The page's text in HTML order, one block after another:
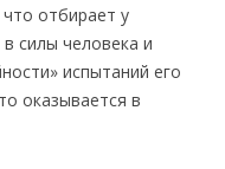
отбирает у
силы человека и
испытаний его
оказывается в